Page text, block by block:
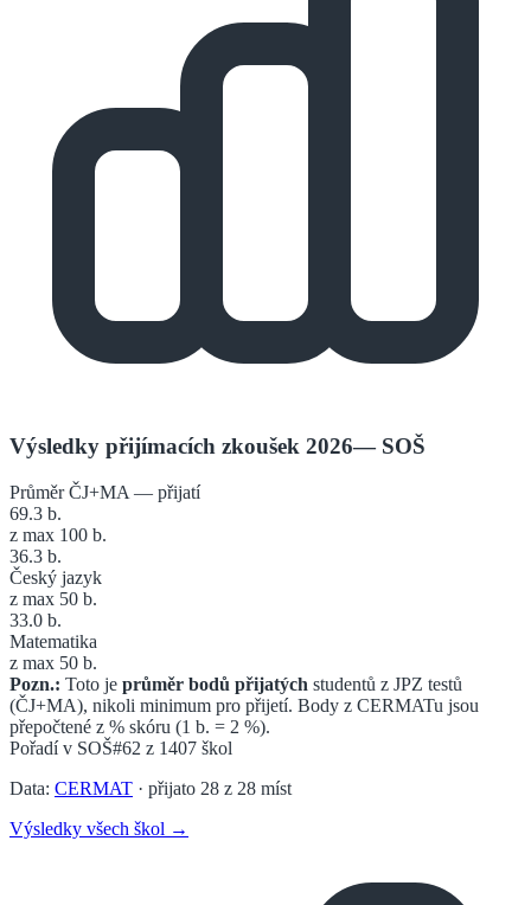
Výsledky přijímacích zkoušek 2026— SOŠ
Průměr ČJ+MA — přijatí
69.3 b.
z max 100 b.
36.3 b.
Český jazyk
z max 50 b.
33.0 b.
Matematika
z max 50 b.
Pozn.: Toto je průměr bodů přijatých studentů z JPZ testů
(ČJ+MA), nikoli minimum pro přijetí. Body z CERMATu jsou
přepočtené z % skóru (1 b. = 2 %).
Pořadí v SOŠ#62 z 1407 škol
Data: CERMAT · přijato 28 z 28 míst
Výsledky všech škol →